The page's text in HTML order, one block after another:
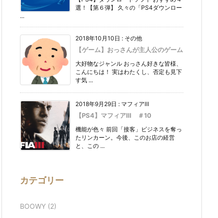
選！【第６弾】 久々の「PS4ダウンロー
...
2018年10月10日 : その他
【ゲーム】おっさんが主人公のゲーム
大好物なジャンル おっさん好きな皆様、
こんにちは！ 実はわたくし、否定も見下
す気 ...
2018年9月29日 : マフィアⅢ
【PS4】マフィアⅢ ＃10
機能が色々 前回「接客」ビジネスを奪っ
たリンカーン。今後、このお店の経営
と、この ...
カテゴリー
BOOWY (2)